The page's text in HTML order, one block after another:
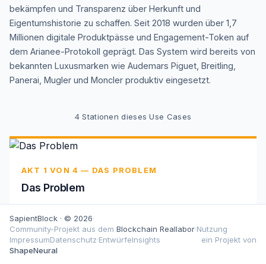
bekämpfen und Transparenz über Herkunft und
Eigentumshistorie zu schaffen. Seit 2018 wurden über 1,7
Millionen digitale Produktpässe und Engagement-Token auf
dem Arianee-Protokoll geprägt. Das System wird bereits von
bekannten Luxusmarken wie Audemars Piguet, Breitling,
Panerai, Mugler und Moncler produktiv eingesetzt.
4 Stationen dieses Use Cases
AKT 1 VON 4 — DAS PROBLEM
Das Problem
Produktfälschungen bedrohen Luxusmarken erheblich,
während die Verifizierung von Uhren im Sekundärmarkt
zunehmend schwieriger wird. Traditionelle
Authentifizierungsmethoden bieten keine zuverlässige
SapientBlock · © 2026·
Community-Projekt aus dem Blockchain Reallabor·Nutzung
ImpressumDatenschutz·EntwürfeInsights
ein Projekt von
ShapeNeural